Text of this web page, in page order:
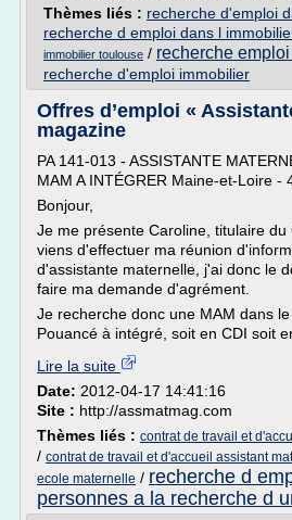
Thèmes liés : recherche d'emploi
recherche d emploi dans l
immobilier toulouse / recherche
recherche d'emploi immobilier
Offres d’emploi «
magazine
PA 141-013 - ASSISTANTE
MAM A INTÉGRER Maine-et-Loire -
Bonjour,
Je me présente Caroline, titulaire du
viens d'effectuer ma réunion
d'assistante maternelle, j'ai donc le
faire ma demande d'agrément.
Je recherche donc une MAM dans
Pouancé à intégré, soit en CDI soit
Lire la suite
Date: 2012-04-17 14:41:16
Site : http://assmatmag.com
Thèmes liés : contrat de travail et
/ contrat de travail et d'accueil assistant
ecole maternelle / recherche d
personnes a la recherche d